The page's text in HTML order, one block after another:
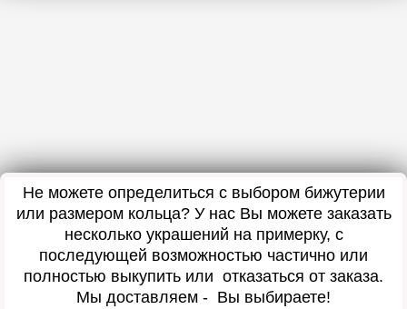
Не можете определиться с выбором бижутерии
или размером кольца? У нас Вы можете заказать
несколько украшений на примерку, с
последующей возможностью частично или
полностью выкупить или отказаться от заказа.
Мы доставляем - Вы выбираете!